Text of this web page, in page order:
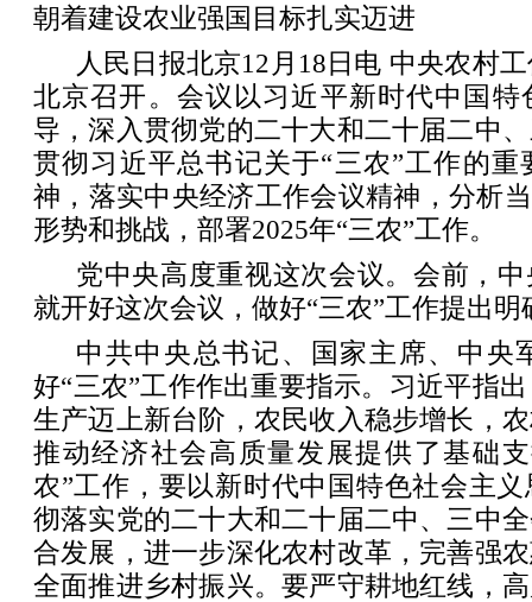
朝着建设农业强国目标扎实迈进
人民日报北京12月18日电 中央农村
北京召开。会议以习近平新时代中国特
导，深入贯彻党的二十大和二十届二中
贯彻习近平总书记关于“三农”工作的
神，落实中央经济工作会议精神，分析
形势和挑战，部署2025年“三农”工作。
党中央高度重视这次会议。会前，
就开好这次会议，做好“三农”工作提出明
中共中央总书记、国家主席、中央
好“三农”工作作出重要指示。习近平指
生产迈上新台阶，农民收入稳步增长，
推动经济社会高质量发展提供了基础
农”工作，要以新时代中国特色社会主
彻落实党的二十大和二十届二中、三中
合发展，进一步深化农村改革，完善强
全面推进乡村振兴。要严守耕地红线，